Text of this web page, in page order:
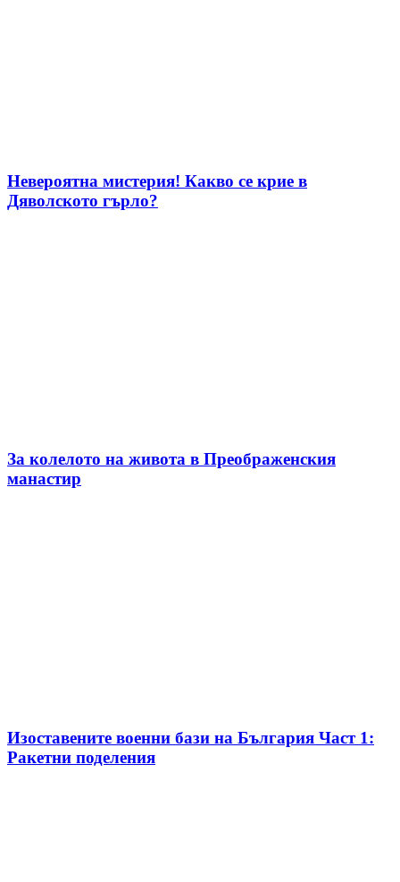
Невероятна мистерия! Какво се крие в
Дяволското гърло?
За колелото на живота в Преображенския
манастир
Изоставените военни бази на България Част 1:
Ракетни поделения